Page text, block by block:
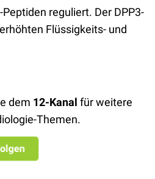
reguliert. Der DPP3-
Flüssigkeits- und
dem 12-Kanal für weitere
Themen.